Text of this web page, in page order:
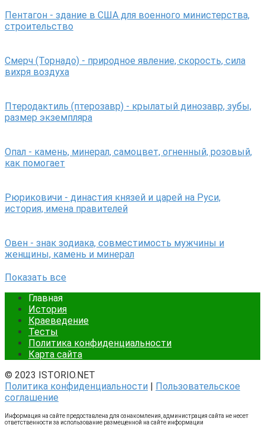
Пентагон - здание в США для военного министерства,
строительство
Смерч (Торнадо) - природное явление, скорость, сила
вихря воздуха
Птеродактиль (птерозавр) - крылатый динозавр, зубы,
размер экземпляра
Опал - камень, минерал, самоцвет, огненный, розовый,
как помогает
Рюриковичи - династия князей и царей на Руси,
история, имена правителей
Овен - знак зодиака, совместимость мужчины и
женщины, камень и минерал
Показать все
Главная
История
Краеведение
Тесты
Политика конфиденциальности
Карта сайта
© 2023 ISTORIO.NET
Политика конфиденциальности | Пользовательское
соглашение
Информация на сайте предоставлена для ознакомления, администрация сайта не несет
ответственности за использование размещенной на сайте информации